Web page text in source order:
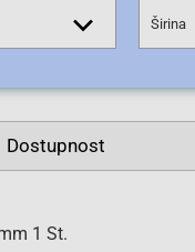
Širina
1 St.